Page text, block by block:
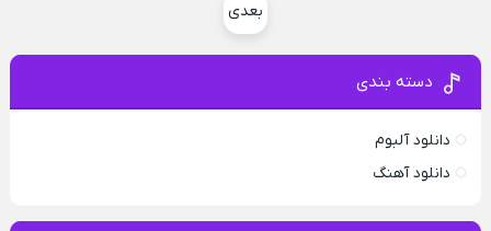
بعدی
دسته بندی
دانلود آلبوم
دانلود آهنگ